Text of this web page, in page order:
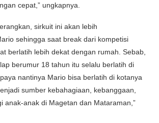
cepat,” ungkapnya.
sirkuit ini akan lebih
sehingga saat break dari kompetisi
berlatih lebih dekat dengan rumah. Sebab,
berumur 18 tahun itu selalu berlatih di
nantinya Mario bisa berlatih di kotanya
sumber kebahagiaan, kebanggaan,
anak-anak di Magetan dan Mataraman,”